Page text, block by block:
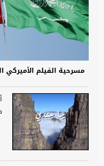
مسرحية الفيلم الأميركي